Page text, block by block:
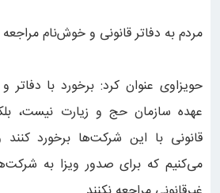
مردم به دفاتر قانونی و خوش‌نام مراجعه
حویزاوی عنوان کرد: برخورد با
عهده سازمان حج و زیارت نیست،
قانونی با این شرکت‌ها برخورد
می‌کنیم که برای صدور ویزا به